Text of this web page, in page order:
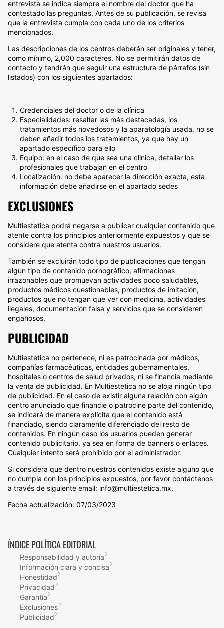
entrevista se indica siempre el nombre del doctor que ha
contestado las preguntas. Antes de su publicación, se revisa
que la entrevista cumpla con cada uno de los criterios
mencionados.
Las descripciones de los centros deberán ser originales y tener,
como mínimo, 2,000 caracteres. No se permitirán datos de
contacto y tendrán que seguir una estructura de párrafos (sin
listados) con los siguientes apartados:
Credenciales del doctor o de la clínica
Especialidades: resaltar las más destacadas, los
tratamientos más novedosos y la aparatología usada, no se
deben añadir todos los tratamientos, ya que hay un
apartado específico para ello
Equipo: en el caso de que sea una clinica, detallar los
profesionales que trabajan en el centro
Localización: no debe aparecer la dirección exacta, esta
información debe añadirse en el apartado sedes
EXCLUSIONES
Multiestetica podrá negarse a publicar cualquier contenido que
atente contra los principios anteriormente expuestos y que se
considere que atenta contra nuestros usuarios.
También se excluirán todo tipo de publicaciones que tengan
algún tipo de contenido pornográfico, afirmaciones
irrazonables que promuevan actividades poco saludables,
productos médicos cuestionables, productos de imitación,
productos que no tengan que ver con medicina, actividades
ilegales, documentación falsa y servicios que se consideren
engañosos.
PUBLICIDAD
Multiestetica no pertenece, ni es patrocinada por médicos,
compañías farmacéuticas, entidades gubernamentales,
hospitales o centros de salud privados, ni se financia mediante
la venta de publicidad. En Multiestetica no se aloja ningún tipo
de publicidad. En el caso de existir alguna relación con algún
centro anunciado que financie o patrocine parte del contenido,
se indicará de manera explícita que el contenido está
financiado, siendo claramente diferenciado del resto de
contenidos. En ningún caso los usuarios pueden generar
contenido publicitario, ya sea en forma de banners o enlaces.
Cualquier intento será prohibido por el administrador.
Si considera que dentro nuestros contenidos existe alguno que
no cumpla con los principios expuestos, por favor contáctenos
a través de siguiente email: info@multiestetica.mx.
Fecha actualización: 07/03/2023
ÍNDICE POLÍTICA EDITORIAL
Responsabilidad y autoría
Información clara y concisa
Honestidad
Privacidad
Garantía
Exclusiones
Publicidad